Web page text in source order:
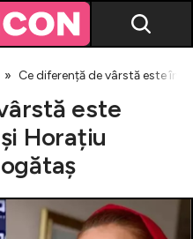
Ce diferență de vârstă este
este
Horațiu